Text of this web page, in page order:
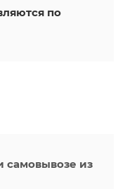
по
самовывозе из